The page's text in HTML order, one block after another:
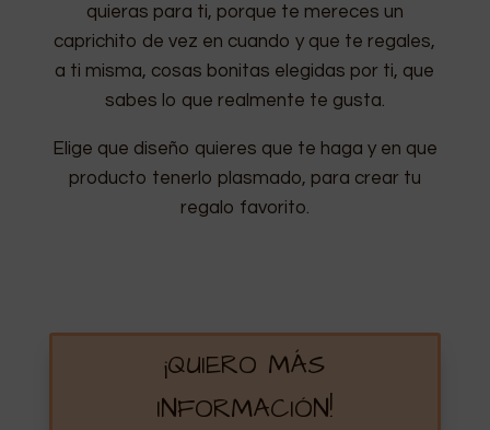
quieras para ti, porque te mereces un
caprichito de vez en cuando y que te regales,
a ti misma, cosas bonitas elegidas por ti, que
sabes lo que realmente te gusta.
Elige que diseño quieres que te haga y en que
producto tenerlo plasmado, para crear tu
regalo favorito.
¡QUIERO MÁS
INFORMACIÓN!